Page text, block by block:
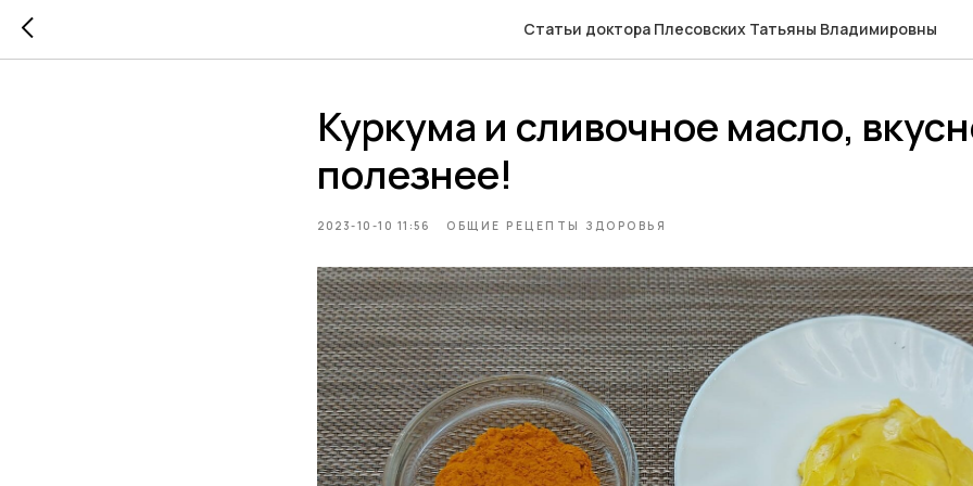
Статьи доктора Плесовских Татьяны Владимировны
Куркума и сливочное масло,
полезнее!
2023-10-10 11:56 ОБЩИЕ РЕЦЕПТЫ ЗДОРОВЬЯ